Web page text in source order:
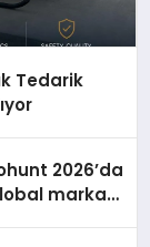
Tedarik
2026’da
marka